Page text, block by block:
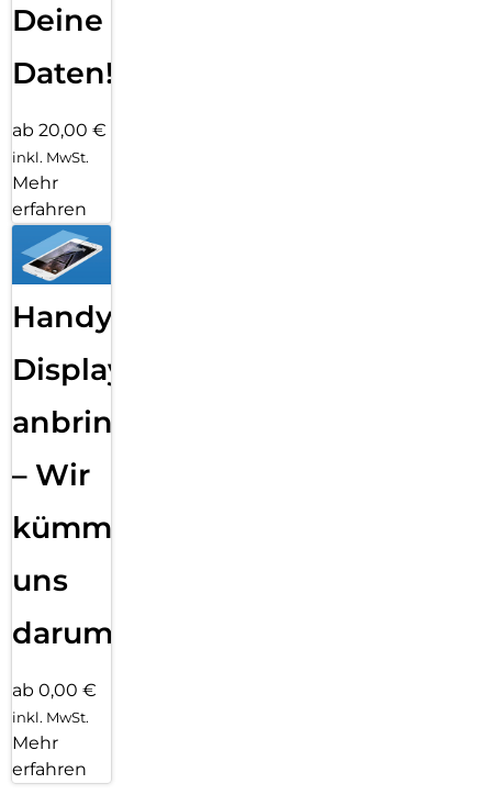
Deine
Daten!
ab 20,00 €
inkl. MwSt.
Mehr
erfahren
Handy
Displayfolie
anbringen
– Wir
kümmern
uns
darum!
ab 0,00 €
inkl. MwSt.
Mehr
erfahren